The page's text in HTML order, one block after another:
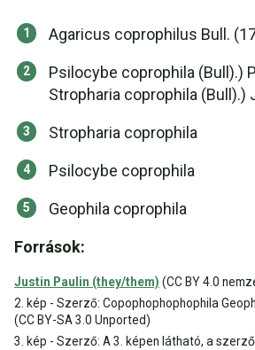
Agaricus coprophilus Bull.
Psilocybe coprophila (Bull).)
Stropharia coprophila (Bull).)
Stropharia coprophila
Psilocybe coprophila
Geophila coprophila
Források:
Justin Paulin (they/them) (CC BY 4.0
2. kép - Szerző: Copophophophophila
(CC BY-SA 3.0 Unported)
3. kép - Szerző: A 3. képen látható, a